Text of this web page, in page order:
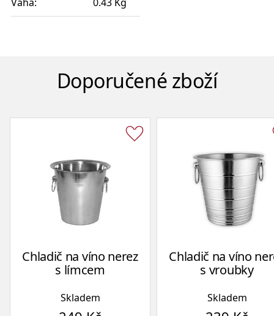
Doporučené zboží
Chladič na víno nerez
s límcem
Skladem
Chladič na víno
s vroubky
Skladem